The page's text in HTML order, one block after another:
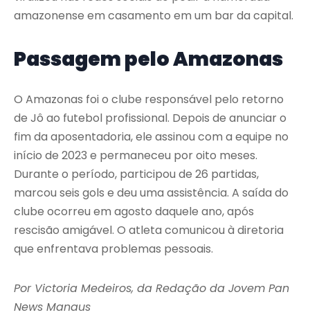
amazonense em casamento em um bar da capital.
Passagem pelo Amazonas
O Amazonas foi o clube responsável pelo retorno
de Jô ao futebol profissional. Depois de anunciar o
fim da aposentadoria, ele assinou com a equipe no
início de 2023 e permaneceu por oito meses.
Durante o período, participou de 26 partidas,
marcou seis gols e deu uma assistência. A saída do
clube ocorreu em agosto daquele ano, após
rescisão amigável. O atleta comunicou à diretoria
que enfrentava problemas pessoais.
Por Victoria Medeiros, da Redação da Jovem Pan
News Manaus